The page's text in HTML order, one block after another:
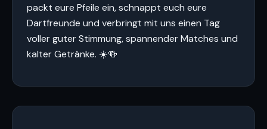
packt eure Pfeile ein, schnappt euch eure
Dartfreunde und verbringt mit uns einen Tag
voller guter Stimmung, spannender Matches und
kalter Getränke. ☀️🍻